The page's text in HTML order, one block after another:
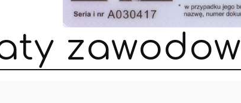
ty zawodow